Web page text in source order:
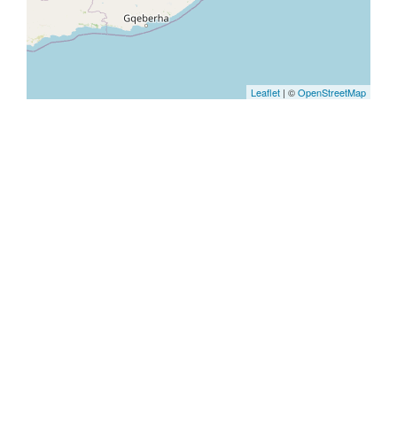
Leaflet | ©OpenStreetMap